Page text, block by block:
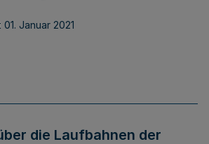
01. Januar 2021
die Laufbahnen der